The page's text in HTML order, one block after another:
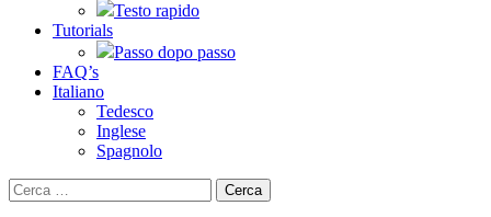
Testo rapido
Tutorials
Passo dopo passo
FAQ’s
Italiano
Tedesco
Inglese
Spagnolo
Ricerca
per: